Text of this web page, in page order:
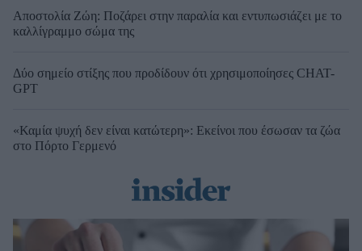
Αποστολία Ζώη: Ποζάρει στην παραλία και εντυπωσιάζει με το
καλλίγραμμο σώμα της
Δύο σημείο στίξης που προδίδουν ότι χρησιμοποίησες CHAT-
GPT
«Καμία ψυχή δεν είναι κατώτερη»: Εκείνοι που έσωσαν τα ζώα
στο Πόρτο Γερμενό